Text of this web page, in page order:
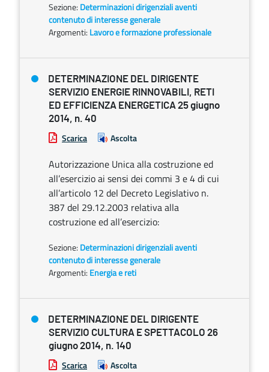
Sezione: Determinazioni dirigenziali aventi
contenuto di interesse generale
Argomenti: Lavoro e formazione professionale
DETERMINAZIONE DEL DIRIGENTE
SERVIZIO ENERGIE RINNOVABILI, RETI
ED EFFICIENZA ENERGETICA 25 giugno
2014, n. 40
Scarica Ascolta
Autorizzazione Unica alla costruzione ed
all’esercizio ai sensi dei commi 3 e 4 di cui
all’articolo 12 del Decreto Legislativo n.
387 del 29.12.2003 relativa alla
costruzione ed all’esercizio:
Sezione: Determinazioni dirigenziali aventi
contenuto di interesse generale
Argomenti: Energia e reti
DETERMINAZIONE DEL DIRIGENTE
SERVIZIO CULTURA E SPETTACOLO 26
giugno 2014, n. 140
Scarica Ascolta